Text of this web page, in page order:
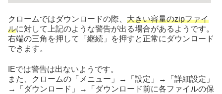
クロームではダウンロードの際、 大きい容量のzipファイ
ルに対して上記のような警告が出る場合があるようです。
右端の三角を押して「継続」を押すと正常にダウンロード
できます。
IEでは警告は出ないようです。
また、クロームの「メニュー」→「設定」→「詳細設定」
→「ダウンロード」→「ダウンロード前に各ファイルの保